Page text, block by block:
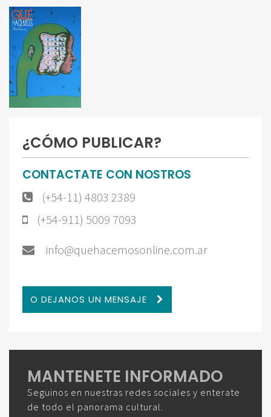
¿CÓMO PUBLICAR?
CONTACTATE CON NOSTROS
(+54-11) 4803 2389
(+54-911) 5009 7093
info@quehacemosonline.com.ar
O DEJANOS UN MENSAJE
MANTENETE INFORMADO
Seguinos en nuestras redes sociales y enterate
de todo el panorama cultural.